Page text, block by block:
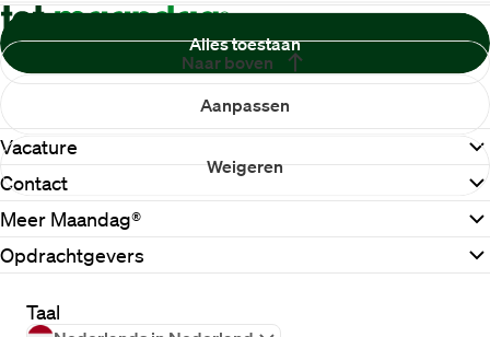
Weigeren
Aanpassen
Alles toestaan
Naar boven
Vacature
Contact
Meer Maandag®
Opdrachtgevers
Taal